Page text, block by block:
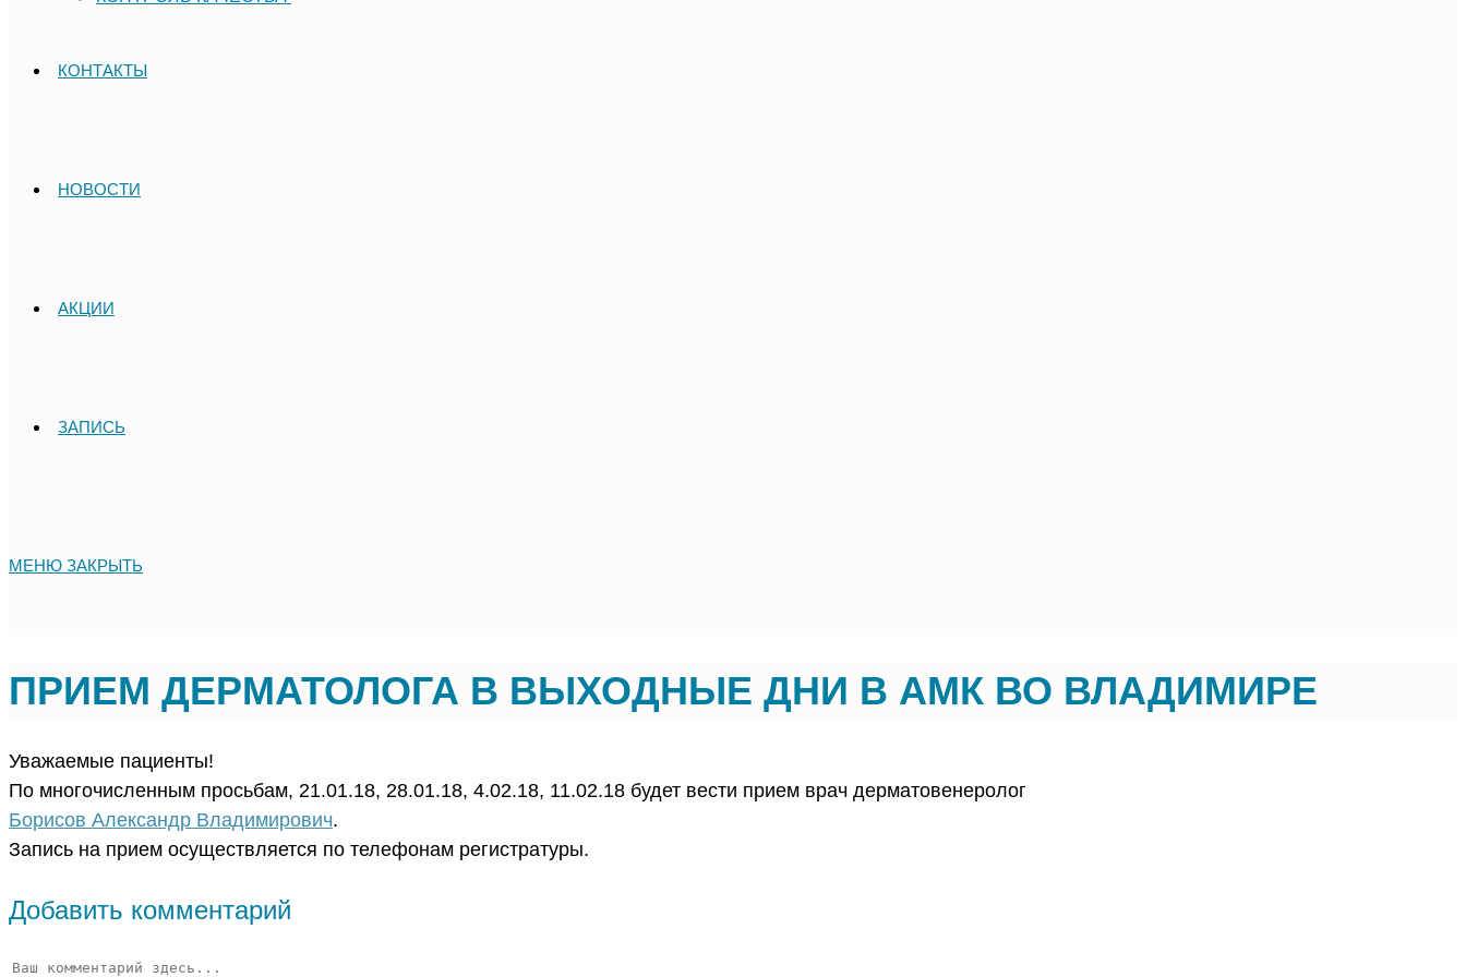
КОНТАКТЫ
НОВОСТИ
АКЦИИ
ЗАПИСЬ
МЕНЮ ЗАКРЫТЬ
ПРИЕМ ДЕРМАТОЛОГА В ВЫХОДНЫЕ ДНИ В АМК ВО ВЛАДИМИРЕ
Уважаемые пациенты!
По многочисленным просьбам, 21.01.18, 28.01.18, 4.02.18, 11.02.18 будет вести прием врач дерматовенеролог
Борисов Александр Владимирович.
Запись на прием осуществляется по телефонам регистратуры.
Добавить комментарий
Комментарий